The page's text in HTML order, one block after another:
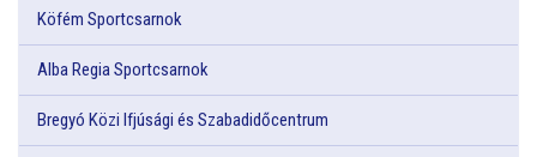
Köfém Sportcsarnok
Alba Regia Sportcsarnok
Bregyó Közi Ifjúsági és Szabadidőcentrum